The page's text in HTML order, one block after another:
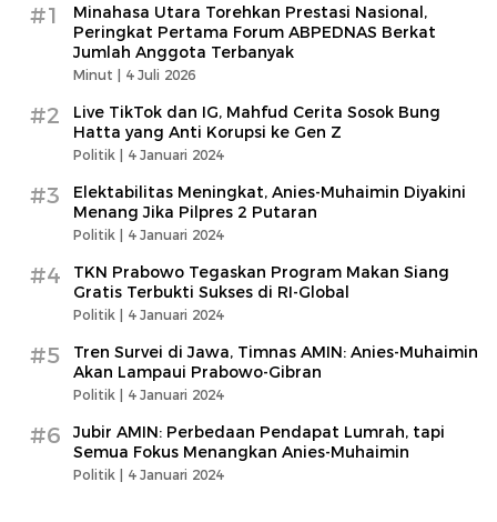
#1
Minahasa Utara Torehkan Prestasi Nasional,
Peringkat Pertama Forum ABPEDNAS Berkat
Jumlah Anggota Terbanyak
Minut | 4 Juli 2026
#2
Live TikTok dan IG, Mahfud Cerita Sosok Bung
Hatta yang Anti Korupsi ke Gen Z
Politik | 4 Januari 2024
#3
Elektabilitas Meningkat, Anies-Muhaimin Diyakini
Menang Jika Pilpres 2 Putaran
Politik | 4 Januari 2024
#4
TKN Prabowo Tegaskan Program Makan Siang
Gratis Terbukti Sukses di RI-Global
Politik | 4 Januari 2024
#5
Tren Survei di Jawa, Timnas AMIN: Anies-Muhaimin
Akan Lampaui Prabowo-Gibran
Politik | 4 Januari 2024
#6
Jubir AMIN: Perbedaan Pendapat Lumrah, tapi
Semua Fokus Menangkan Anies-Muhaimin
Politik | 4 Januari 2024